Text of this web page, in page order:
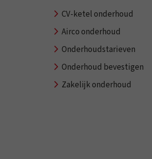
CV-ketel onderhoud
Airco onderhoud
Onderhoudstarieven
Onderhoud bevestigen
Zakelijk onderhoud